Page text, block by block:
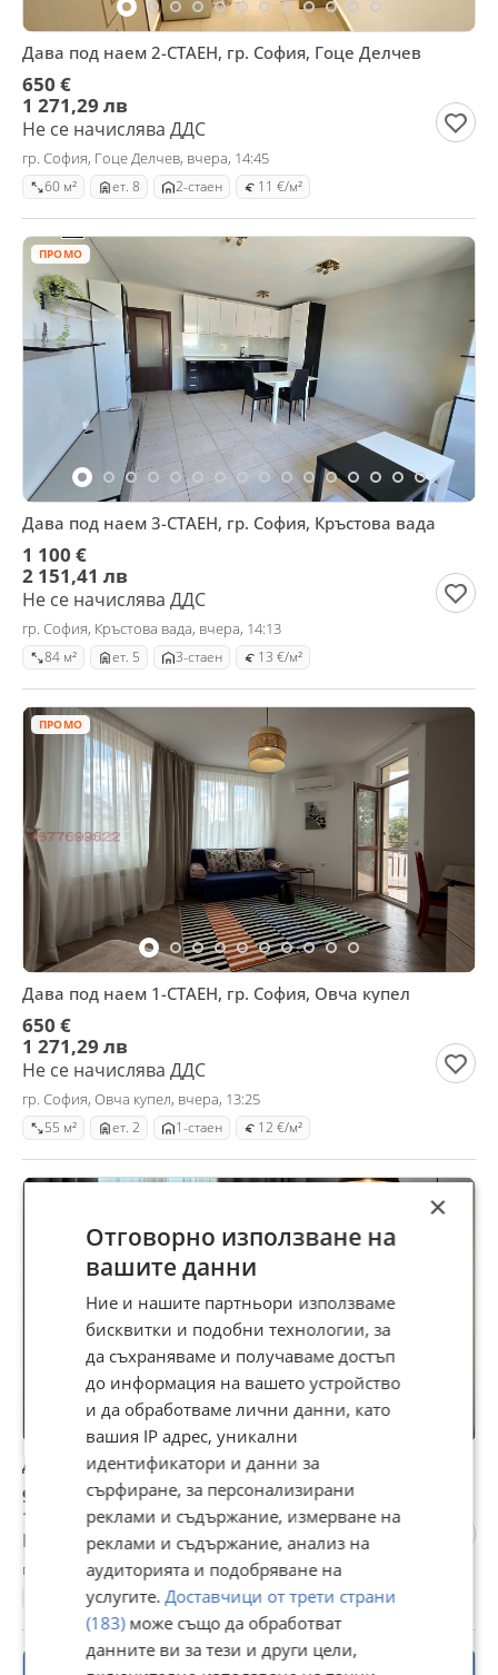
Дава под наем 2-СТАЕН, гр. София, Гоце Делчев
650 €
1 271,29 лв
Не се начислява ДДС
гр. София, Гоце Делчев, вчера, 14:45
60 м² ет. 8 2-стаен 11 €/м²
ПРОМО
Дава под наем 3-СТАЕН, гр. София, Кръстова вада
1 100 €
2 151,41 лв
Не се начислява ДДС
гр. София, Кръстова вада, вчера, 14:13
84 м² ет. 5 3-стаен 13 €/м²
ПРОМО
Дава под наем 1-СТАЕН, гр. София, Овча купел
650 €
1 271,29 лв
Не се начислява ДДС
гр. София, Овча купел, вчера, 13:25
55 м² ет. 2 1-стаен 12 €/м²
Дава под наем 3-СТАЕН, гр. София, Център
995 €
1 946,05 лв
Не се начислява ДДС
гр. София, Център, вчера, 13:02
ет. 5 3-стаен 12 €/м²
×
Отговорно използване на
вашите данни
Ние и нашите партньори използваме
бисквитки и подобни технологии, за
да съхраняваме и получаваме достъп
до информация на вашето устройство
и да обработваме лични данни, като
вашия IP адрес, уникални
идентификатори и данни за
сърфиране, за персонализирани
реклами и съдържание, измерване на
реклами и съдържание, анализ на
аудиторията и подобряване на
услугите.Доставчици от трети страни
(183)може също да обработват
данните ви за тези и други цели,